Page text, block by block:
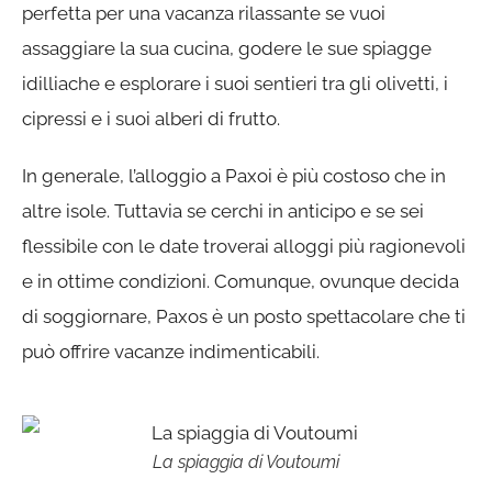
perfetta per una vacanza rilassante se vuoi
assaggiare la sua cucina, godere le sue spiagge
idilliache e esplorare i suoi sentieri tra gli olivetti, i
cipressi e i suoi alberi di frutto.
In generale, l’alloggio a Paxoi è più costoso che in
altre isole. Tuttavia se cerchi in anticipo e se sei
flessibile con le date troverai alloggi più ragionevoli
e in ottime condizioni. Comunque, ovunque decida
di soggiornare, Paxos è un posto spettacolare che ti
può offrire vacanze indimenticabili.
La spiaggia di Voutoumi